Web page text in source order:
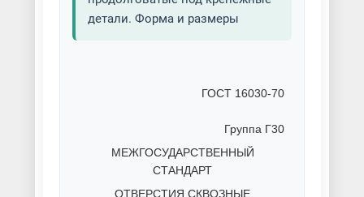
детали. Форма и размеры